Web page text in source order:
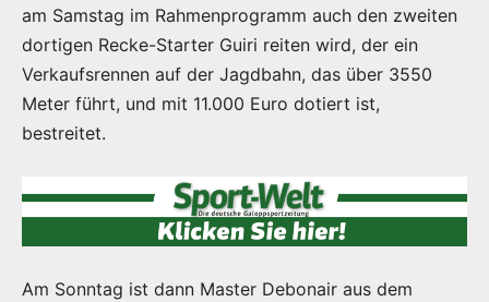
am Samstag im Rahmenprogramm auch den zweiten
dortigen Recke-Starter Guiri reiten wird, der ein
Verkaufsrennen auf der Jagdbahn, das über 3550
Meter führt, und mit 11.000 Euro dotiert ist,
bestreitet.
Am Sonntag ist dann Master Debonair aus dem